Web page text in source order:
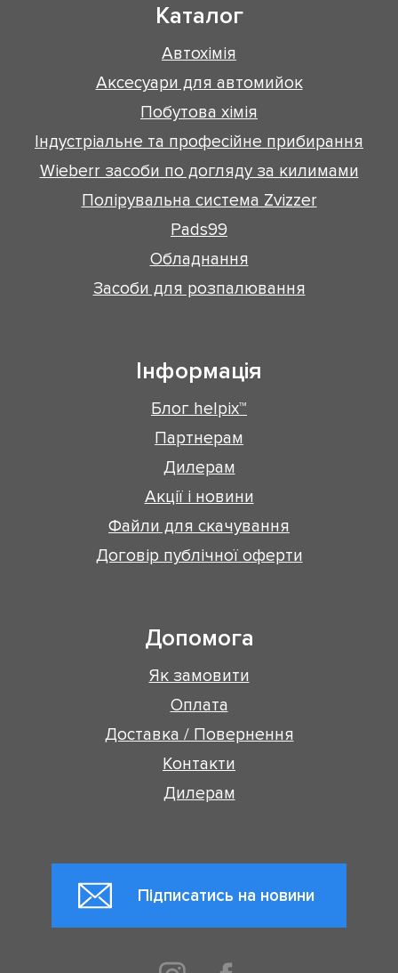
Каталог
Автохімія
Аксесуари для автомийок
Побутова хімія
Індустріальне та професійне прибирання
Wieberr засоби по догляду за килимами
Полірувальна система Zvizzer
Pads99
Обладнання
Засоби для розпалювання
Інформація
Блог helpix™
Партнерам
Дилерам
Акції і новини
Файли для скачування
Договір публічної оферти
Допомога
Як замовити
Оплата
Доставка / Повернення
Контакти
Дилерам
Підписатись на новини